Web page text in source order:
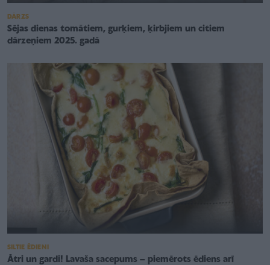
DĀRZS
Sējas dienas tomātiem, gurķiem, ķirbjiem un citiem
dārzeņiem 2025. gadā
SILTIE ĒDIENI
Ātri un gardi! Lavaša sacepums – piemērots ēdiens arī